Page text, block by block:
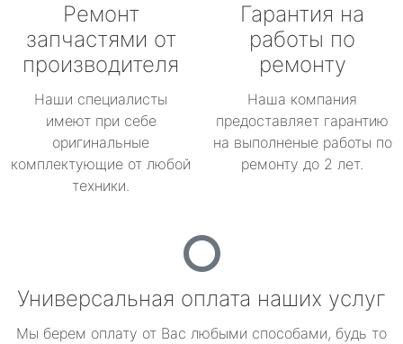
Ремонт
запчастями от
производителя
Наши специалисты
имеют при себе
оригинальные
комплектующие от любой
техники.
Гарантия на
работы по
ремонту
Наша компания
предоставляет гарантию
на выполненые работы по
ремонту до 2 лет.
Универсальная оплата наших услуг
Мы берем оплату от Вас любыми способами, будь то